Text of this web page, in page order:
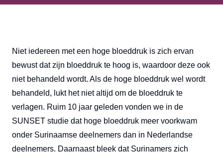
Niet iedereen met een hoge bloeddruk is zich ervan
bewust dat zijn bloeddruk te hoog is, waardoor deze ook
niet behandeld wordt. Als de hoge bloeddruk wel wordt
behandeld, lukt het niet altijd om de bloeddruk te
verlagen. Ruim 10 jaar geleden vonden we in de
SUNSET studie dat hoge bloeddruk meer voorkwam
onder Surinaamse deelnemers dan in Nederlandse
deelnemers. Daarnaast bleek dat Surinamers zich